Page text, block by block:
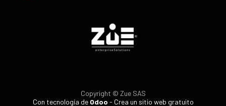
Copyright © Zue SAS
Con tecnología de Odoo - Crea un sitio web gratuito